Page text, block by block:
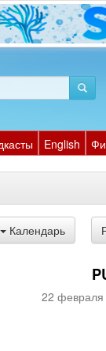
English
Календарь
22 февраля